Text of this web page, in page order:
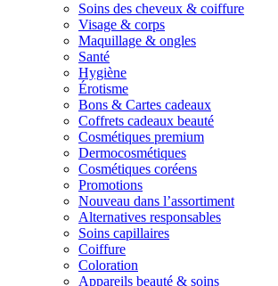
Soins des cheveux & coiffure
Visage & corps
Maquillage & ongles
Santé
Hygiène
Érotisme
Bons & Cartes cadeaux
Coffrets cadeaux beauté
Cosmétiques premium
Dermocosmétiques
Cosmétiques coréens
Promotions
Nouveau dans l’assortiment
Alternatives responsables
Soins capillaires
Coiffure
Coloration
Appareils beauté & soins